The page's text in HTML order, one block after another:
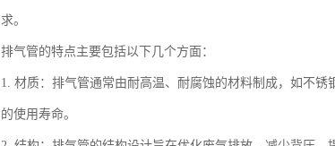
求。
排气管的特点主要包括以下几个方面：
1. 材质：排气管通常由耐高温、耐腐蚀的材料制成，如不
的使用寿命。